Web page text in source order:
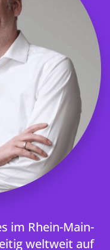
im Rhein-Main-
weltweit auf